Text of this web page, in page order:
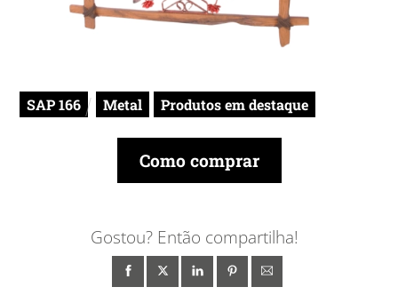
SAP 166 Metal Produtos em destaque
Como comprar
Gostou? Então compartilha!